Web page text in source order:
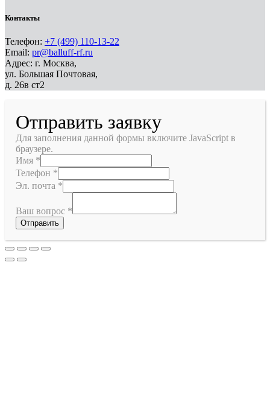
Контакты
Телефон: +7 (499) 110-13-22
Email: pr@balluff-rf.ru
Адрес: г. Москва,
ул. Большая Почтовая,
д. 26в ст2
Отправить заявку
Для заполнения данной формы включите JavaScript в
браузере.
Имя *
Телефон *
Эл. почта *
Ваш вопрос *
Отправить